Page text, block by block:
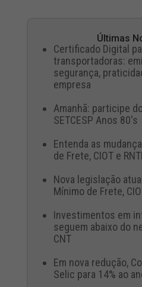
Últimas
Certificado Digital
transportadoras:
segurança,
empresa
Amanhã: participe
SETCESP Anos 80's
Entenda as
de Frete, CIOT e
Nova legislação
Mínimo de Frete,
Investimentos em
seguem abaixo do
CNT
Em nova redução,
Selic para 14% ao